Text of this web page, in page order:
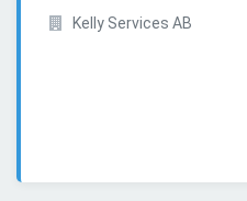
Kelly Services AB